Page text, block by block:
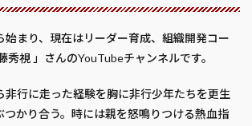
始まり、現在はリーダー育成、組織開発コー
秀視 」さんのYouTubeチャンネルです。
非行に走った経験を胸に非行少年たちを更生
つかり合う。時には親を怒鳴りつける熱血指